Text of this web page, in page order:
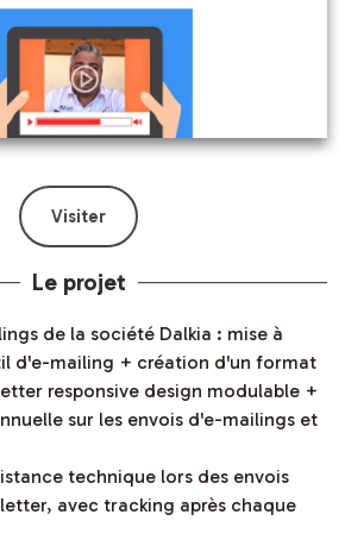
Visiter
Le projet
de la société Dalkia : mise à
d'e-mailing + création d'un format
responsive design modulable +
sur les envois d'e-mailings et
technique lors des envois
avec tracking après chaque